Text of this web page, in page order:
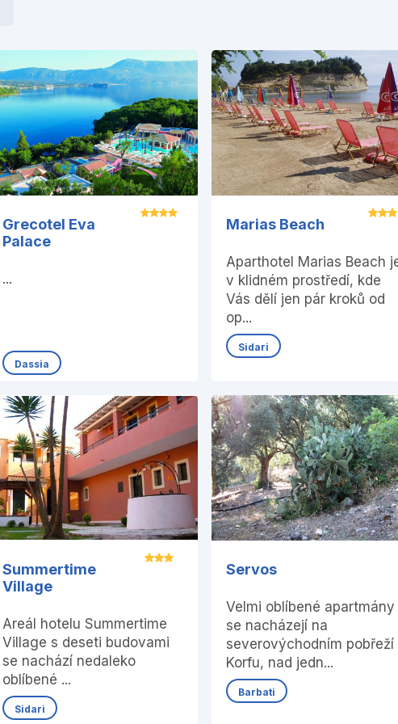
Grecotel Eva
Palace
...
Dassia
Marias Beach
Aparthotel Marias Beach
v klidném prostředí, kde
Vás dělí jen pár kroků od
op...
Sidari
Summertime
Village
Areál hotelu Summertime
Village s deseti budovami
se nachází nedaleko
oblíbené ...
Sidari
Servos
Velmi oblíbené apartmány
se nacházejí na
severovýchodním pobřeží
Korfu, nad jedn...
Barbati